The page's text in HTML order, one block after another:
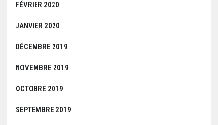
FÉVRIER 2020
JANVIER 2020
DÉCEMBRE 2019
NOVEMBRE 2019
OCTOBRE 2019
SEPTEMBRE 2019